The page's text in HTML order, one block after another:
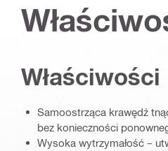
Właściwości
Samoostrząca krawędź
bez konieczności
Wysoka wytrzymałość –